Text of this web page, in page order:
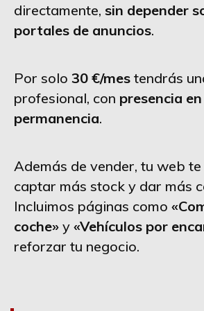
directamente, sin depender
portales de anuncios.
Por solo 30 €/mes tendrás
profesional, con presencia
permanencia.
Además de vender, tu web
captar más stock y dar más
Incluimos páginas como
coche» y «Vehículos por
reforzar tu negocio.